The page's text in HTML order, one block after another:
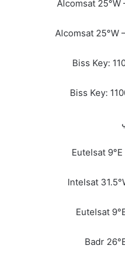
Alcomsat 25°W
Alcomsat 25°W
Biss Key:
Biss Key:
Eutelsat
Intelsat
Eutelsat
Badr